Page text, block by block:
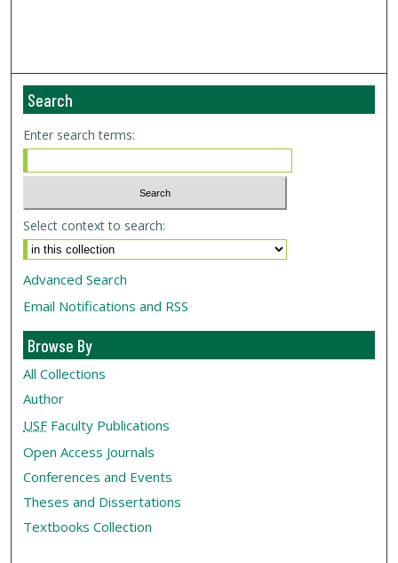
Search
Enter search terms:
Select context to search:
Advanced Search
Email Notifications and RSS
Browse By
All Collections
Author
USF Faculty Publications
Open Access Journals
Conferences and Events
Theses and Dissertations
Textbooks Collection